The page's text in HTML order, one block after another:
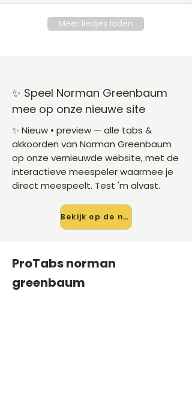
Meer liedjes laden
✨ Speel Norman Greenbaum
mee op onze nieuwe site
✨ Nieuw • preview — alle tabs &
akkoorden van Norman Greenbaum
op onze vernieuwde website, met de
interactieve meespeler waarmee je
direct meespeelt. Test 'm alvast.
Bekijk op de nieuwe site →
ProTabs norman
greenbaum